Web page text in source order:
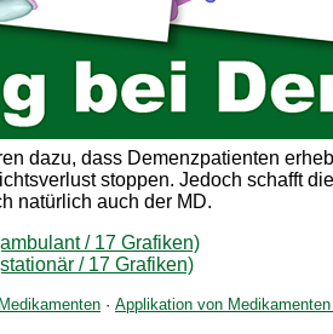
dazu, dass Demenzpatienten
stoppen. Jedoch schafft
natürlich auch der MD.
/ 17 Grafiken)
/ 17 Grafiken)
· Applikation von